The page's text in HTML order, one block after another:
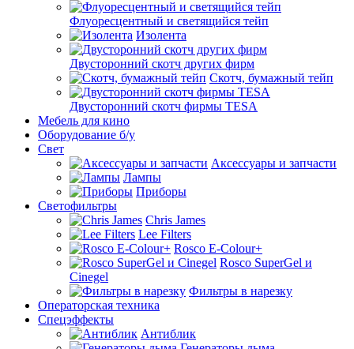
Флуоресцентный и светящийся тейп
Изолента
Двусторонний скотч других фирм
Скотч, бумажный тейп
Двусторонний скотч фирмы TESA
Мебель для кино
Оборудование б/у
Свет
Аксессуары и запчасти
Лампы
Приборы
Светофильтры
Chris James
Lee Filters
Rosco E-Colour+
Rosco SuperGel и
Cinegel
Фильтры в нарезку
Операторская техника
Спецэффекты
Антиблик